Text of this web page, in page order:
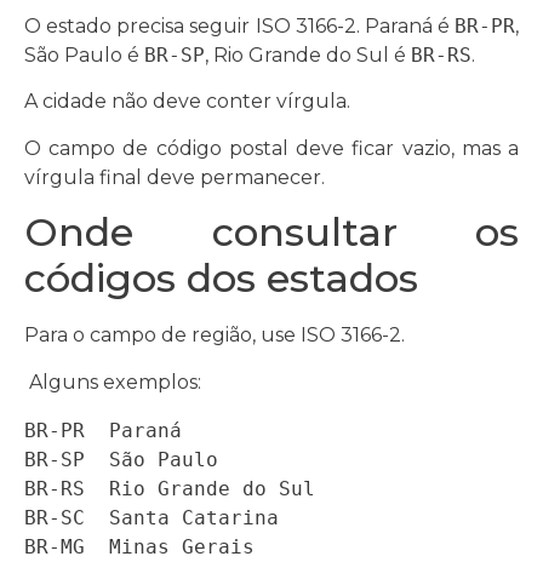
O estado precisa seguir ISO 3166-2. Paraná é BR-PR,
São Paulo é BR-SP, Rio Grande do Sul é BR-RS.
A cidade não deve conter vírgula.
O campo de código postal deve ficar vazio, mas a
vírgula final deve permanecer.
Onde consultar os
códigos dos estados
Para o campo de região, use ISO 3166-2.
Alguns exemplos:
BR-PR  Paraná
BR-SP  São Paulo
BR-RS  Rio Grande do Sul
BR-SC  Santa Catarina
BR-MG  Minas Gerais